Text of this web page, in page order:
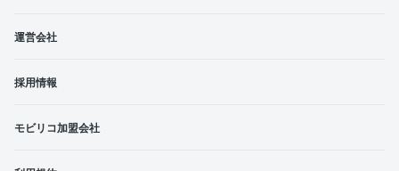
運営会社
採用情報
モビリコ加盟会社